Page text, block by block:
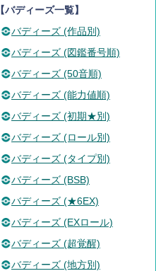
【バディーズ一覧】
バディーズ (作品別)
バディーズ (図鑑番号順)
バディーズ (50音順)
バディーズ (能力値順)
バディーズ (初期★別)
バディーズ (ロール別)
バディーズ (タイプ別)
バディーズ (BSB)
バディーズ (★6EX)
バディーズ (EXロール)
バディーズ (超覚醒)
バディーズ (地方別)